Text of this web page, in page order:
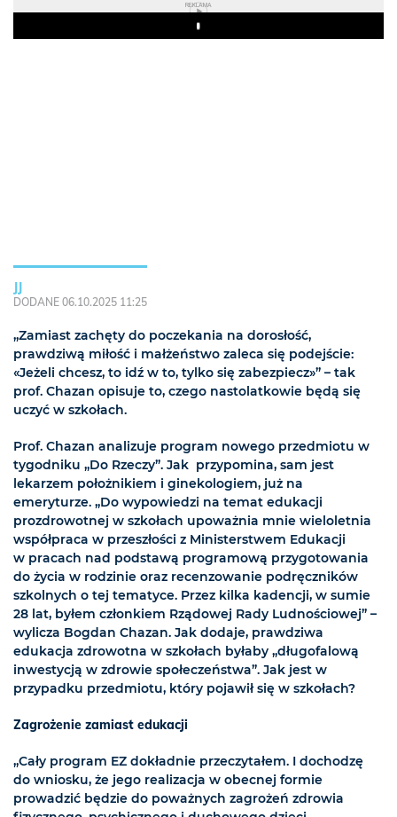
REKLAMA
Play
JJ
DODANE 06.10.2025 11:25
„Zamiast zachęty do poczekania na dorosłość,
prawdziwą miłość i małżeństwo zaleca się podejście:
«Jeżeli chcesz, to idź w to, tylko się zabezpiecz»” – tak
prof. Chazan opisuje to, czego nastolatkowie będą się
uczyć w szkołach.
Prof. Chazan analizuje program nowego przedmiotu w
tygodniku „Do Rzeczy”. Jak przypomina, sam jest
lekarzem położnikiem i ginekologiem, już na
emeryturze. „Do wypowiedzi na temat edukacji
prozdrowotnej w szkołach upoważnia mnie wieloletnia
współpraca w przeszłości z Ministerstwem Edukacji
w pracach nad podstawą programową przygotowania
do życia w rodzinie oraz recenzowanie podręczników
szkolnych o tej tematyce. Przez kilka kadencji, w sumie
28 lat, byłem członkiem Rządowej Rady Ludnościowej” –
wylicza Bogdan Chazan. Jak dodaje, prawdziwa
edukacja zdrowotna w szkołach byłaby „długofalową
inwestycją w zdrowie społeczeństwa”. Jak jest w
przypadku przedmiotu, który pojawił się w szkołach?
Zagrożenie zamiast edukacji
„Cały program EZ dokładnie przeczytałem. I dochodzę
do wniosku, że jego realizacja w obecnej formie
prowadzić będzie do poważnych zagrożeń zdrowia